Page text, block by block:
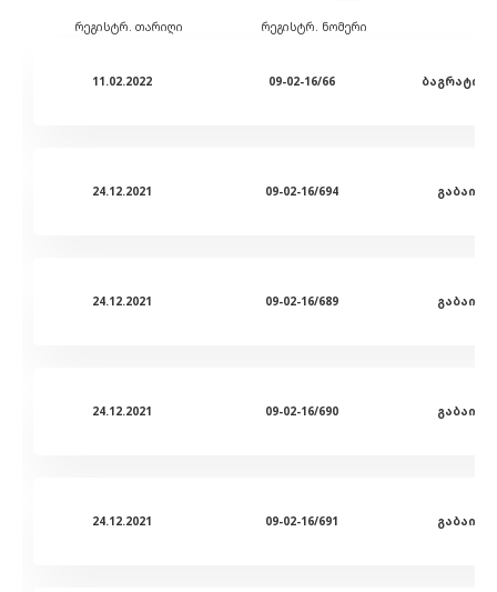
რეგისტრ. თარიღი რეგისტრ. ნომერი
11.02.2022 09-02-16/66
24.12.2021 09-02-16/694
24.12.2021 09-02-16/689
24.12.2021 09-02-16/690
24.12.2021 09-02-16/691